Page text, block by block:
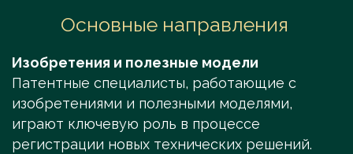
Основные направления
Изобретения и полезные модели
Патентные специалисты, работающие с
изобретениями и полезными моделями,
играют ключевую роль в процессе
регистрации новых технических решений.